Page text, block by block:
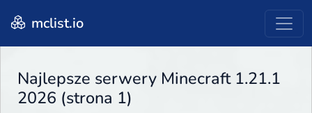
mclist.io
Najlepsze serwery Minecraft 1.21.1
2026 (strona 1)